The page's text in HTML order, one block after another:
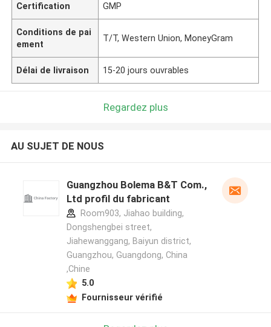
Certification GMP
Conditions de pai
ement
T/T, Western Union, MoneyGram
Délai de livraison 15-20 jours ouvrables
Regardez plus
AU SUJET DE NOUS
Guangzhou Bolema B&T Com.,
Ltd profil du fabricant
Room903, Jiahao building,
Dongshengbei street,
Jiahewanggang, Baiyun district,
Guangzhou, Guangdong, China
,Chine
5.0
Fournisseur vérifié